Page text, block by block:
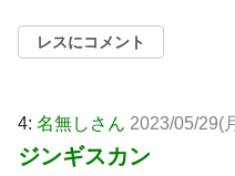
レスにコメント
4: 名無しさん 2023/05/29(
ジンギスカン